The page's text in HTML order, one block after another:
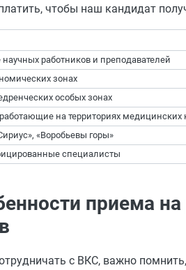
чтобы наш кандидат
работников и преподавателей
зонах
особых зонах
на территориях медицинских
«Воробьевы горы»
специалисты
приема
с ВКС, важно